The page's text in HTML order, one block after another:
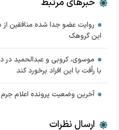
روایت عضو جدا شده منافقین از
این گروهک
موسوی، کروبی و عبدالحمید در
با رأفت با این افراد برخورد کند
آخرین وضعیت پرونده اعلام جرم
ارسال نظرات